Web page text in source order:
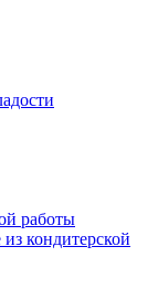
работы
кондитерской